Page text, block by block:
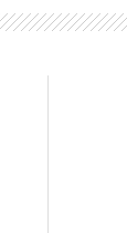
기림의 날 참
흉기 살해 10대
주의보…10일까
사망 23명…정부,